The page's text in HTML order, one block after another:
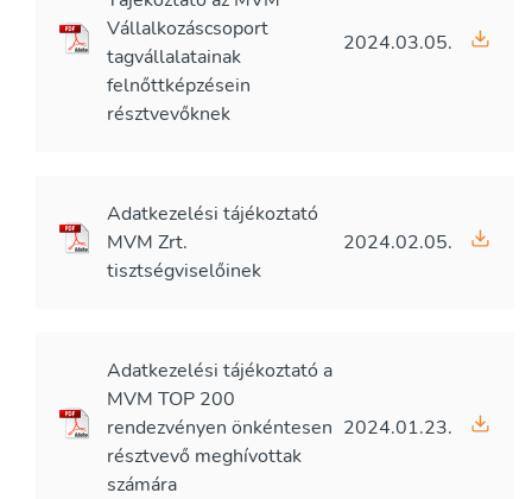
Vállalkozáscsoport
tagvállalatainak
felnőttképzésein
résztvevőknek
2024.03.05.
Adatkezelési tájékoztató
MVM Zrt.
tisztségviselőinek
2024.02.05.
Adatkezelési tájékoztató a
MVM TOP 200
rendezvényen önkéntesen
résztvevő meghívottak
számára
2024.01.23.